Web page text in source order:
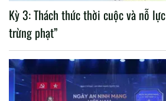
Kỳ 3: Thách thức thời cuộc và nỗ
trừng phạt”